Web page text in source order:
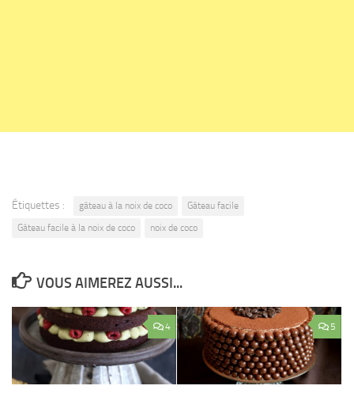
Étiquettes : gâteau à la noix de coco
Gâteau facile
Gâteau facile à la noix de coco
noix de coco
VOUS AIMEREZ AUSSI...
4 5